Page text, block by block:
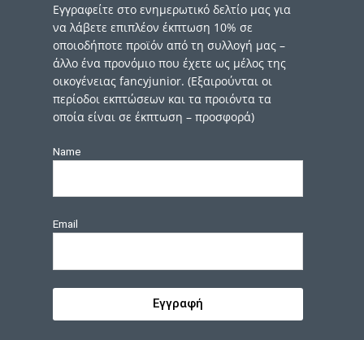
Εγγραφείτε στο ενημερωτικό δελτίο μας για
να λάβετε επιπλέον έκπτωση 10% σε
οποιοδήποτε προϊόν από τη συλλογή μας –
άλλο ένα προνόμιο που έχετε ως μέλος της
οικογένειας fancyjunior. (Εξαιρούνται οι
περίοδοι εκπτώσεων και τα προιόντα τα
οποία είναι σε έκπτωση – προσφορά)
Name
Email
Εγγραφή